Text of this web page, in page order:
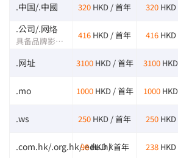
.中国/.中國 320 HKD / 首年 320
.公司/.网络
具备品牌影响力的中文网络标识
416 HKD / 首年 416
.网址 3100 HKD / 首年 3100
.mo 1000 HKD / 首年 1000
.ws 250 HKD / 首年 250
.com.hk/.org.hk/.edu.hk
98HKD / 首年 238